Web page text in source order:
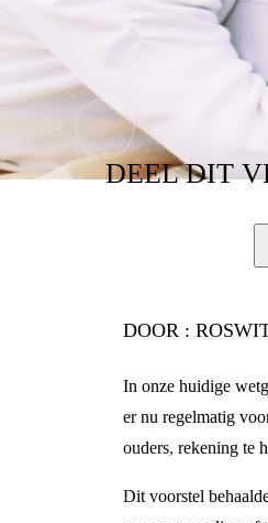
DEELDIT
DOOR :
In onze huidige
er nu regelmatig
ouders, rekening te
Dit voorstel